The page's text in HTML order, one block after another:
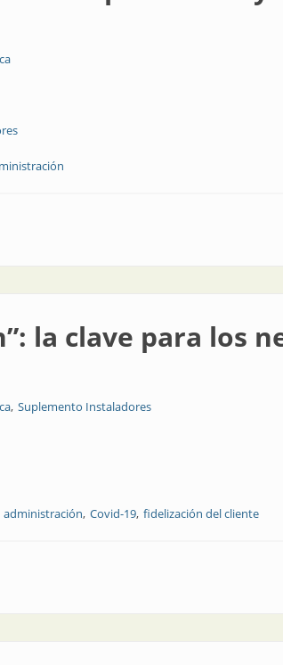
y la emprendedora
la clave para los
Suplemento Instaladores
administración Covid-19 fidelización del cliente
para los negocios en la pandemia